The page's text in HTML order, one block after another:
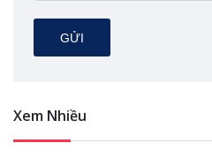
GỬI
Xem Nhiều